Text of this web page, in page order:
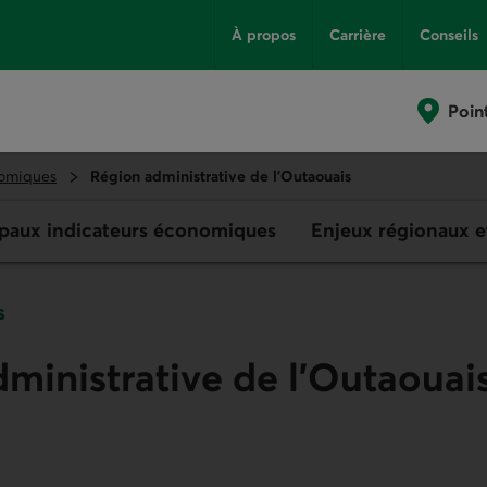
À propos Carrière Conseils
Région administrative de l’Outaouais
indicateurs économiques Enjeux régionaux
de